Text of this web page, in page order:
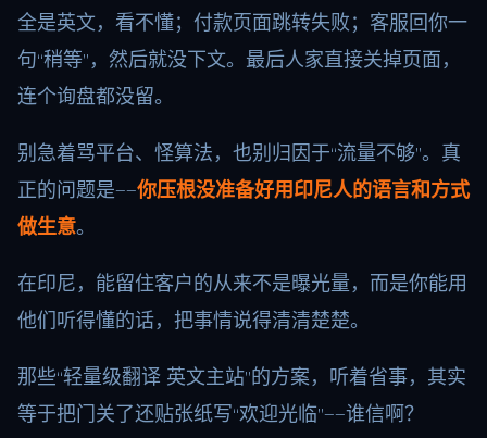
全是英文，看不懂；付款页面跳转失败；客服回你一
句“稍等”，然后就没下文。最后人家直接关掉页面，
连个询盘都没留。
别急着骂平台、怪算法，也别归因于“流量不够”。真
正的问题是——你压根没准备好用印尼人的语言和方式
做生意。
在印尼，能留住客户的从来不是曝光量，而是你能用
他们听得懂的话，把事情说得清清楚楚。
那些“轻量级翻译 英文主站”的方案，听着省事，其实
等于把门关了还贴张纸写“欢迎光临”——谁信啊？